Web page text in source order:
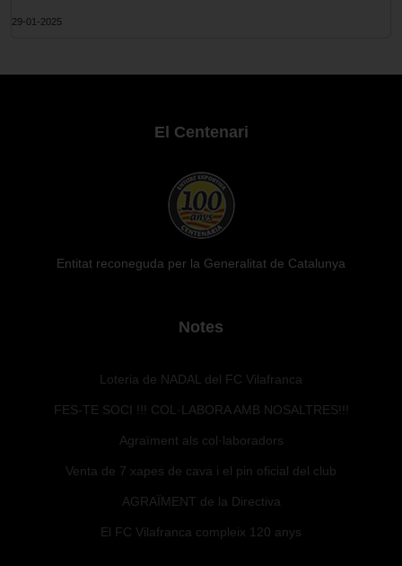
29-01-2025
El Centenari
Entitat reconeguda per la Generalitat de Catalunya
Notes
Loteria de NADAL del FC Vilafranca
FES-TE SOCI !!! COL·LABORA AMB NOSALTRES!!!
Agraïment als col·laboradors
Venta de 7 xapes de cava i el pin oficial del club
AGRAÏMENT de la Directiva
El FC Vilafranca compleix 120 anys